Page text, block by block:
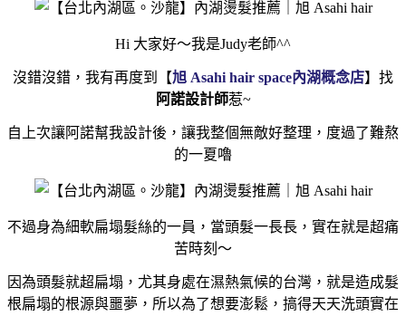
Hi 大家好～我是Judy老師^^
沒錯沒錯，我有再度到 【旭 Asahi hair space內湖概念店】找
阿諾設計師惹~
自上次讓阿諾幫我設計後，讓我整個無敵好整理，度過了難熬
的一夏嚕
不過身為細軟扁塌髮絲的一員，當頭髮一長長，實在就是超痛
苦時刻～
因為頭髮就超扁塌，尤其身處在濕熱氣候的台灣，就是造成髮
根扁塌的根源與噩夢， 所以為了想要澎鬆，搞得天天洗頭實在